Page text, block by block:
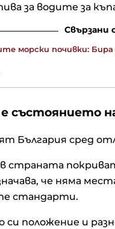
за водите за
Свързани
морски почивки: Бира
е състоянието
България сред
в страната
че няма
стандарти.
положение и